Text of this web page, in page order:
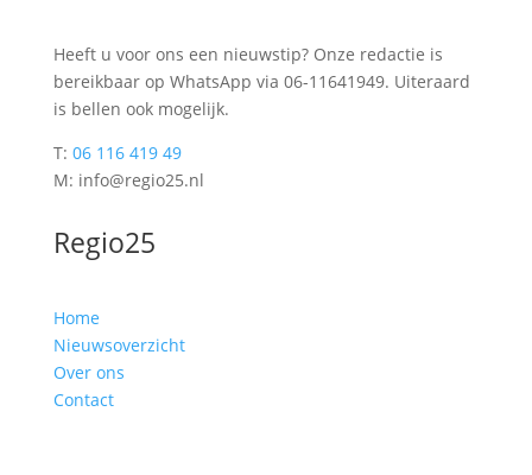
Heeft u voor ons een nieuwstip? Onze redactie is
bereikbaar op WhatsApp via 06-11641949. Uiteraard
is bellen ook mogelijk.
T: 06 116 419 49
M: info@regio25.nl
Regio25
Home
Nieuwsoverzicht
Over ons
Contact